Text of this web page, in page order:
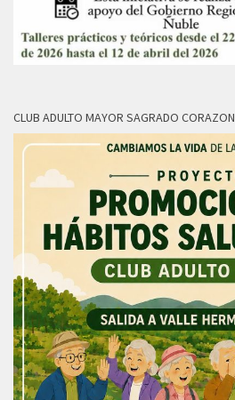
CLUB ADULTO MAYOR SAGRADO CORAZON